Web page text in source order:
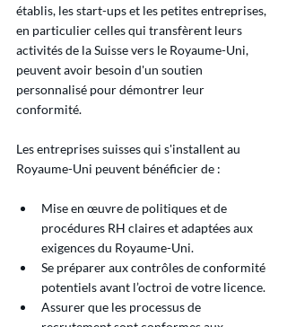
établis, les start-ups et les petites entreprises,
en particulier celles qui transfèrent leurs
activités de la Suisse vers le Royaume-Uni,
peuvent avoir besoin d'un soutien
personnalisé pour démontrer leur
conformité.
Les entreprises suisses qui s'installent au
Royaume-Uni peuvent bénéficier de :
Mise en œuvre de politiques et de
procédures RH claires et adaptées aux
exigences du Royaume-Uni.
Se préparer aux contrôles de conformité
potentiels avant l’octroi de votre licence.
Assurer que les processus de